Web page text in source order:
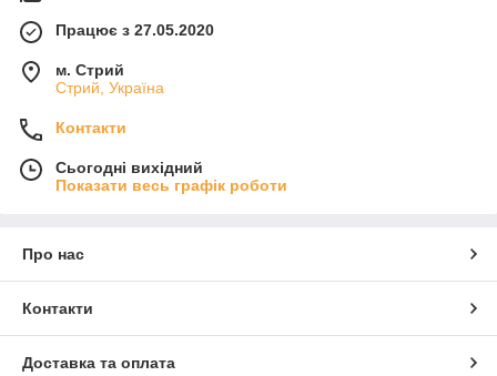
Працює з 27.05.2020
м. Стрий
Стрий, Україна
Контакти
Сьогодні вихідний
Показати весь графік роботи
Про нас
Контакти
Доставка та оплата